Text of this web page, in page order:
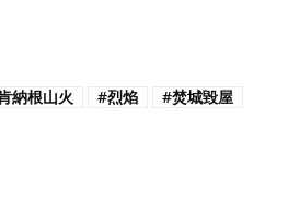
納根山火 #烈焰
#焚城毀屋